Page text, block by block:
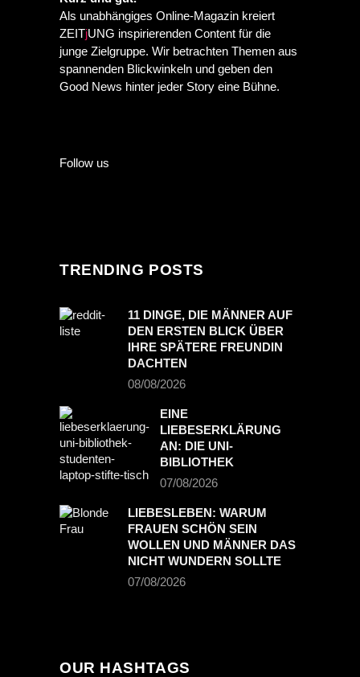
Als unabhängiges Online-Magazin kreiert
ZEITjUNG inspirierenden Content für die
junge Zielgruppe. Wir betrachten Themen aus
spannenden Blickwinkeln und geben den
Good News hinter jeder Story eine Bühne.
Follow us
TRENDING POSTS
11 DINGE, DIE MÄNNER AUF
DEN ERSTEN BLICK ÜBER
IHRE SPÄTERE FREUNDIN
DACHTEN
08/08/2026
EINE
LIEBESERKLÄRUNG
AN: DIE UNI-
BIBLIOTHEK
07/08/2026
LIEBESLEBEN: WARUM
FRAUEN SCHÖN SEIN
WOLLEN UND MÄNNER DAS
NICHT WUNDERN SOLLTE
07/08/2026
OUR HASHTAGS